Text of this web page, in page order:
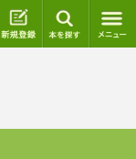
ログイン 新規登録